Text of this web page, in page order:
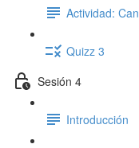
Actividad:
Quizz 3
Sesión 4
Introducción